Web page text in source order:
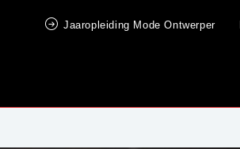
Jaaropleiding Mode Ontwerper